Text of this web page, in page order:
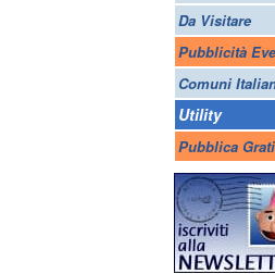
Da Visitare
Pubblicità
Comuni
Utility
Pubblica